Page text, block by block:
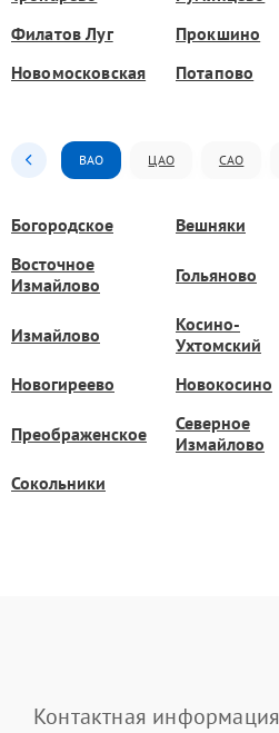
Филатов Луг
Прокшино
Новомосковская
Потапово
ВАО ЦАО САО
Богородское Вешняки
Восточное
Измайлово
Гольяново
Измайлово
Косино-
Ухтомский
Новогиреево Новокосино
Преображенское
Северное
Измайлово
Сокольники
Контактная информация